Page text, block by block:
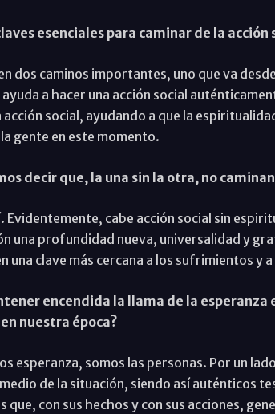
esenciales para caminar de la
dos caminos importantes, uno que va
ayuda a hacer una acción social
social, ayudando a que la
gente en este momento.
decir que, la una sin la otra, no
Evidentemente, cabe acción social sin
una profundidad nueva, universalidad y
una clave más cercana a los sufrimientos y
encendida la llama de la esperanza
nuestra época?
esperanza, somos las personas. Por un
de la situación, siendo así auténticos
que, con sus hechos y con sus acciones,